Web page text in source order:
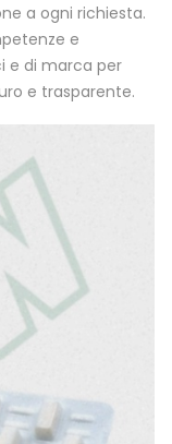
a ogni richiesta.
e
e di marca per
e trasparente.